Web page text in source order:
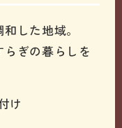
した地域。
ぎの暮らしを
け